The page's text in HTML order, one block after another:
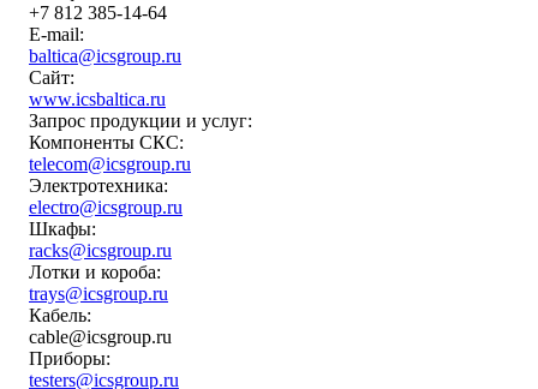
+7 812 385-14-64
E-mail:
baltica@icsgroup.ru
Сайт:
www.icsbaltica.ru
Запрос продукции и услуг:
Компоненты СКС:
telecom@icsgroup.ru
Электротехника:
electro@icsgroup.ru
Шкафы:
racks@icsgroup.ru
Лотки и короба:
trays@icsgroup.ru
Кабель:
cable@icsgroup.ru
Приборы:
testers@icsgroup.ru